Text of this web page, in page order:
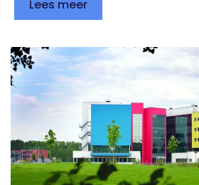
Lees meer